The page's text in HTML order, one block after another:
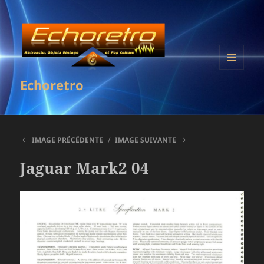
Echoretro
IMAGE PRÉCÉDENTE IMAGE SUIVANTE
Jaguar Mark2 04